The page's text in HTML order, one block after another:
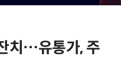
치…유통가, 주